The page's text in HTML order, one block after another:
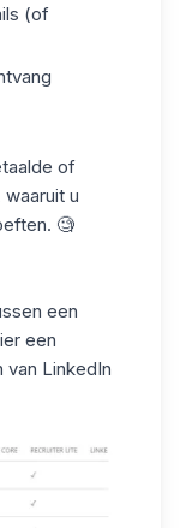
(of
of
u
🧐
een
een
LinkedIn